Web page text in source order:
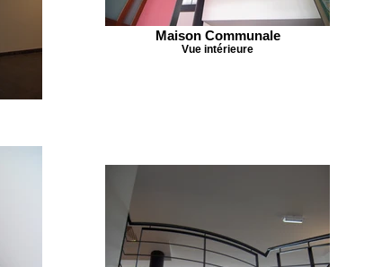
Maison Communale
Vue intérieure